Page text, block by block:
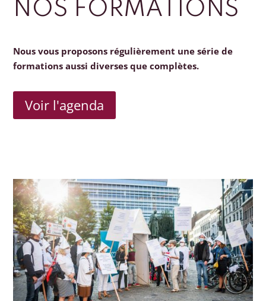
NOS FORMATIONS
Nous vous proposons régulièrement une série de
formations aussi diverses que complètes.
Voir l'agenda